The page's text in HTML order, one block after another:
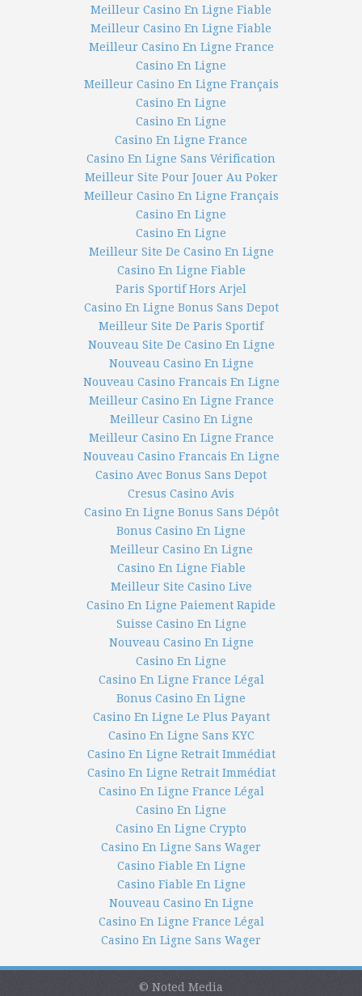
Meilleur Casino En Ligne Fiable
Meilleur Casino En Ligne Fiable
Meilleur Casino En Ligne France
Casino En Ligne
Meilleur Casino En Ligne Français
Casino En Ligne
Casino En Ligne
Casino En Ligne France
Casino En Ligne Sans Vérification
Meilleur Site Pour Jouer Au Poker
Meilleur Casino En Ligne Français
Casino En Ligne
Casino En Ligne
Meilleur Site De Casino En Ligne
Casino En Ligne Fiable
Paris Sportif Hors Arjel
Casino En Ligne Bonus Sans Depot
Meilleur Site De Paris Sportif
Nouveau Site De Casino En Ligne
Nouveau Casino En Ligne
Nouveau Casino Francais En Ligne
Meilleur Casino En Ligne France
Meilleur Casino En Ligne
Meilleur Casino En Ligne France
Nouveau Casino Francais En Ligne
Casino Avec Bonus Sans Depot
Cresus Casino Avis
Casino En Ligne Bonus Sans Dépôt
Bonus Casino En Ligne
Meilleur Casino En Ligne
Casino En Ligne Fiable
Meilleur Site Casino Live
Casino En Ligne Paiement Rapide
Suisse Casino En Ligne
Nouveau Casino En Ligne
Casino En Ligne
Casino En Ligne France Légal
Bonus Casino En Ligne
Casino En Ligne Le Plus Payant
Casino En Ligne Sans KYC
Casino En Ligne Retrait Immédiat
Casino En Ligne Retrait Immédiat
Casino En Ligne France Légal
Casino En Ligne
Casino En Ligne Crypto
Casino En Ligne Sans Wager
Casino Fiable En Ligne
Casino Fiable En Ligne
Nouveau Casino En Ligne
Casino En Ligne France Légal
Casino En Ligne Sans Wager
© Noted Media